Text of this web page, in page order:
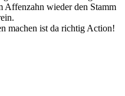
Affenzahn wieder den Stamm
machen ist da richtig Action!